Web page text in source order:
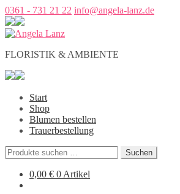
0361 - 731 21 22 info@angela-lanz.de
FLORISTIK & AMBIENTE
Start
Shop
Blumen bestellen
Trauerbestellung
Suchen
nach:
Suchen
0,00 € 0 Artikel